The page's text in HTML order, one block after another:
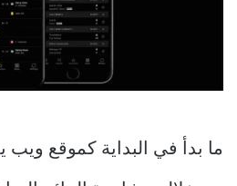
ما بدأ في البداية كموقع